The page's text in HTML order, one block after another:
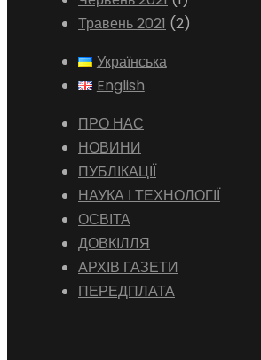
Травень 2021 (2)
Українська
English
ПРО НАС
НОВИНИ
ПУБЛІКАЦІЇ
НАУКА І ТЕХНОЛОГІЇ
ОСВІТА
ДОВКІЛЛЯ
АРХІВ ГАЗЕТИ
ПЕРЕДПЛАТА